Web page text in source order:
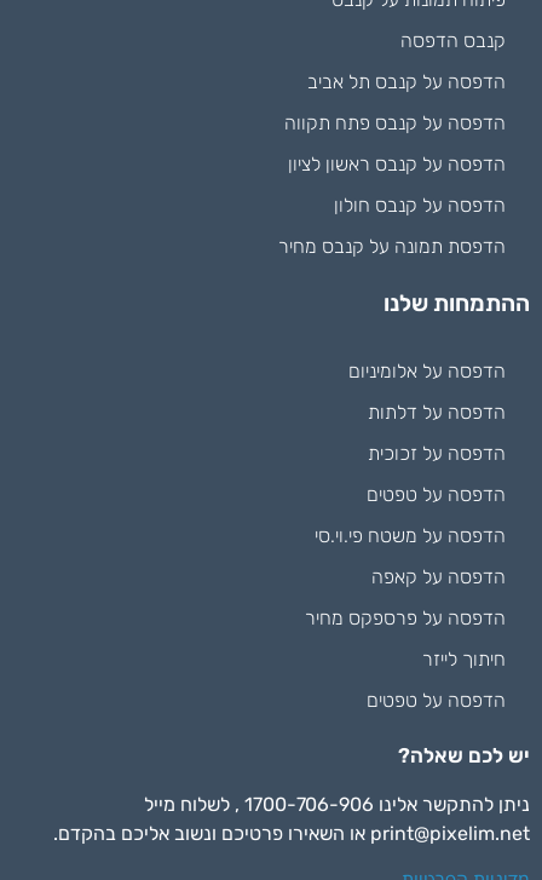
קנבס הדפסה
הדפסה על קנבס תל אביב
הדפסה על קנבס פתח תקווה
הדפסה על קנבס ראשון לציון
הדפסה על קנבס חולון
הדפסת תמונה על קנבס מחיר
ההתמחות שלנו
הדפסה על אלומיניום
הדפסה על דלתות
הדפסה על זכוכית
הדפסה על טפטים
הדפסה על משטח פי.וי.סי
הדפסה על קאפה
הדפסה על פרספקס מחיר
חיתוך לייזר
הדפסה על טפטים
יש לכם שאלה?
ניתן להתקשר אלינו 1700-706-906 , לשלוח מייל
print@pixelim.net או השאירו פרטיכם ונשוב אליכם בהקדם.